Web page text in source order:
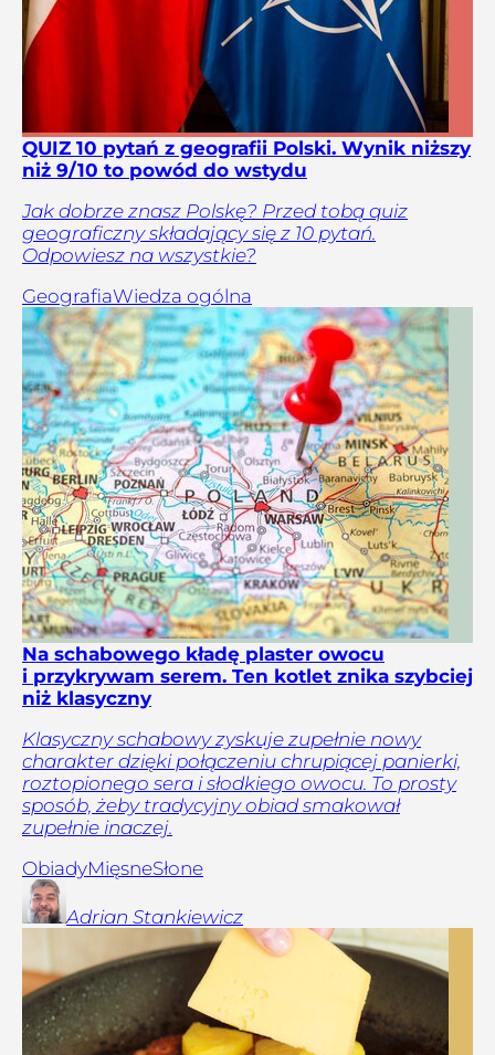
QUIZ 10 pytań z geografii Polski. Wynik niższy
niż 9/10 to powód do wstydu
Jak dobrze znasz Polskę? Przed tobą quiz
geograficzny składający się z 10 pytań.
Odpowiesz na wszystkie?
GeografiaWiedza ogólna
Na schabowego kładę plaster owocu
i przykrywam serem. Ten kotlet znika szybciej
niż klasyczny
Klasyczny schabowy zyskuje zupełnie nowy
charakter dzięki połączeniu chrupiącej panierki,
roztopionego sera i słodkiego owocu. To prosty
sposób, żeby tradycyjny obiad smakował
zupełnie inaczej.
ObiadyMięsneSłone
Adrian Stankiewicz